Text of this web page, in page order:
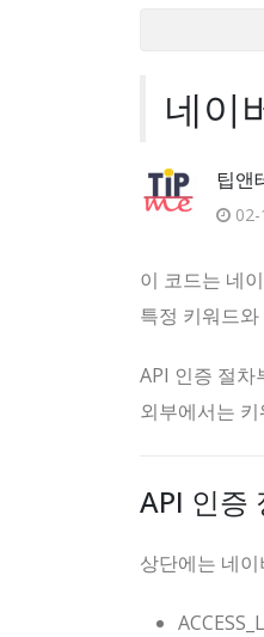
네이
팁앤
02-
이 코드는 네
특정 키워드
API 인증 절차
외부에서는
API 인증
상단에는 네